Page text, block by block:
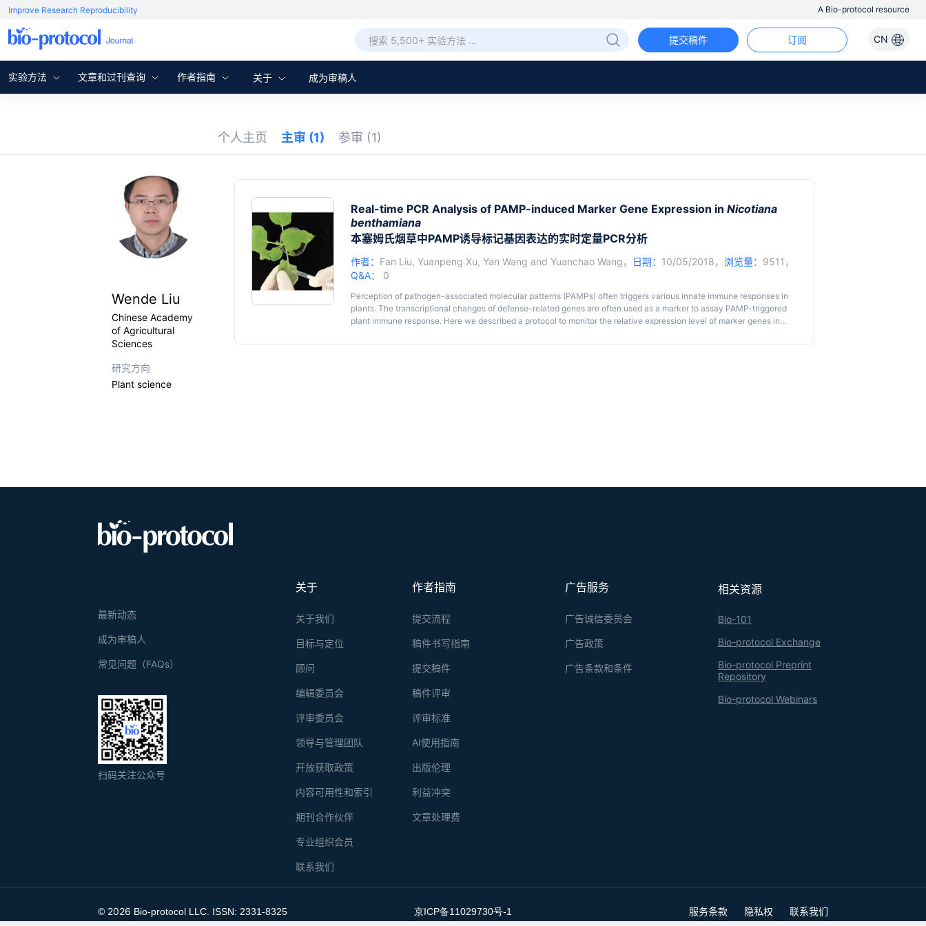
Improve Research Reproducibility A Bio-protocol resource
CN
订阅
提交稿件
实验方法 文章和过刊查询 作者指南 关于 成为审稿人
个人主页 主审 (1) 参审 (1)
Wende Liu
Chinese Academy
of Agricultural
Sciences
研究方向
Plant science
Real-time PCR Analysis of PAMP-induced Marker Gene Expression in Nicotiana
benthamiana
本塞姆氏烟草中PAMP诱导标记基因表达的实时定量PCR分析
作者： Fan Liu, Yuanpeng Xu, Yan Wang and Yuanchao Wang， 日期： 10/05/2018， 浏览量： 9511，
Q&A：
0
Perception of pathogen-associated molecular patterns (PAMPs) often triggers various innate immune responses in
plants. The transcriptional changes of defense-related genes are often used as a marker to assay PAMP-triggered
plant immune response. Here we described a protocol to monitor the relative expression level of marker genes in
isolation, cDNA synthesis, quantitative real-time PCR and data analysis. This protocol is applicable to monitor
相关资源
Bio-101
Bio-protocol Exchange
Bio-protocol Preprint
Repository
Bio-protocol Webinars
广告服务
广告诚信委员会
广告政策
广告条款和条件
作者指南
提交流程
稿件书写指南
提交稿件
稿件评审
评审标准
AI使用指南
出版伦理
利益冲突
文章处理费
关于
关于我们
目标与定位
顾问
编辑委员会
评审委员会
领导与管理团队
开放获取政策
内容可用性和索引
期刊合作伙伴
专业组织会员
联系我们
最新动态
成为审稿人
常见问题（FAQs）
扫码关注公众号
© 2026 Bio-protocol LLC. ISSN: 2331-8325 京ICP备11029730号-1 服务条款 隐私权 联系我们